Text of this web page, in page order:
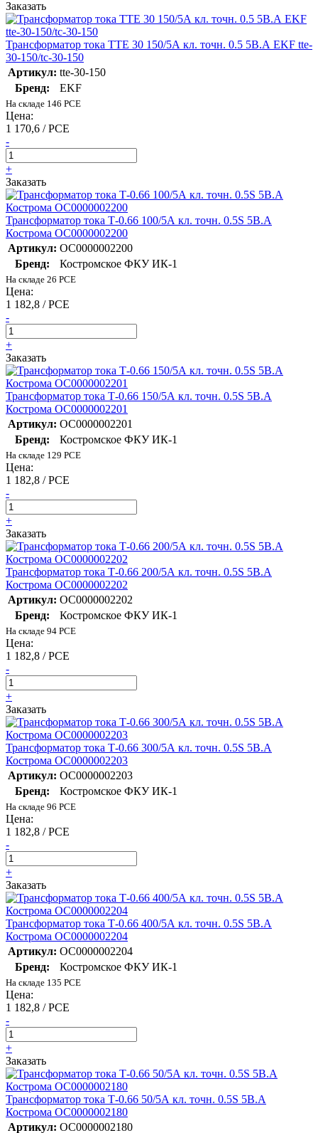
Заказать
Трансформатор тока ТТЕ 30 150/5А кл. точн. 0.5 5В.А EKF tte-
30-150/tc-30-150
Артикул: tte-30-150
Бренд:
EKF
На складе 146 PCE
Цена:
1 170,6 / PCE
-
+
Заказать
Трансформатор тока Т-0.66 100/5А кл. точн. 0.5S 5В.А
Кострома ОС0000002200
Артикул: ОС0000002200
Бренд:
Костромское ФКУ ИК-1
На складе 26 PCE
Цена:
1 182,8 / PCE
-
+
Заказать
Трансформатор тока Т-0.66 150/5А кл. точн. 0.5S 5В.А
Кострома ОС0000002201
Артикул: ОС0000002201
Бренд:
Костромское ФКУ ИК-1
На складе 129 PCE
Цена:
1 182,8 / PCE
-
+
Заказать
Трансформатор тока Т-0.66 200/5А кл. точн. 0.5S 5В.А
Кострома ОС0000002202
Артикул: ОС0000002202
Бренд:
Костромское ФКУ ИК-1
На складе 94 PCE
Цена:
1 182,8 / PCE
-
+
Заказать
Трансформатор тока Т-0.66 300/5А кл. точн. 0.5S 5В.А
Кострома ОС0000002203
Артикул: ОС0000002203
Бренд:
Костромское ФКУ ИК-1
На складе 96 PCE
Цена:
1 182,8 / PCE
-
+
Заказать
Трансформатор тока Т-0.66 400/5А кл. точн. 0.5S 5В.А
Кострома ОС0000002204
Артикул: ОС0000002204
Бренд:
Костромское ФКУ ИК-1
На складе 135 PCE
Цена:
1 182,8 / PCE
-
+
Заказать
Трансформатор тока Т-0.66 50/5А кл. точн. 0.5S 5В.А
Кострома ОС0000002180
Артикул: ОС0000002180